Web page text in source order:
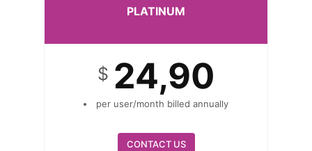
PLATINUM
$ 24,90
per user/month billed annually
CONTACT US